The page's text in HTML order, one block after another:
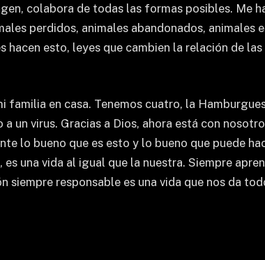
colabora de todas las formas posibles. Me
perdidos, animales abandonados,
hacen esto, leyes que cambien la relación de
familia en casa. Tenemos cuatro, la
un virus. Gracias a Dios, ahora está con
lo bueno que es esto y lo bueno que puede
una vida al igual que la nuestra. Siempre
siempre responsable es una vida que nos da